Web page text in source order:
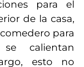
para el
de la casa,
para
calientan
esto no